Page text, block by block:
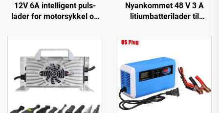
12V 6A intelligent puls-
lader for motorsykkel og
LED-skjerm, EU/US/UK
tilpassbar utgang, Lifepo4
bilreparasjon
Nyankommet 48 V 3 A
litiumbatterilader til
54,6 V 58,8 V 54,75 V 58,4
150 W DC